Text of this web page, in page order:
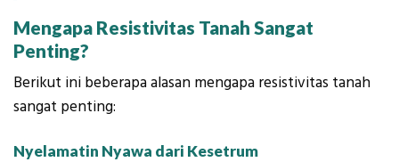
Mengapa Resistivitas Tanah Sangat
Penting?
Berikut ini beberapa alasan mengapa resistivitas tanah
sangat penting:
Nyelamatin Nyawa dari Kesetrum